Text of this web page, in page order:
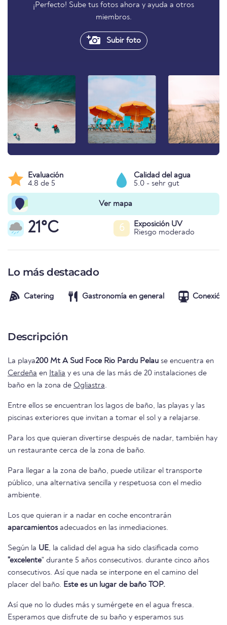
¡Perfecto! Sube tus fotos ahora y ayuda a otros
miembros.
Subir foto
Evaluación
4.8 de 5
Calidad del agua
5.0 - sehr gut
Ver mapa
21°C 6
Exposición UV
Riesgo moderado
Lo más destacado
Catering Gastronomía en general
Descripción
La playa200 Mt A Sud Foce Rio Pardu Pelau se encuentra en
Cerdeña en Italia y es una de las más de 20 instalaciones de
baño en la zona de Ogliastra.
Entre ellos se encuentran los lagos de baño, las playas y las
piscinas exteriores que invitan a tomar el sol y a relajarse.
Para los que quieran divertirse después de nadar, también hay
un restaurante cerca de la zona de baño.
Para llegar a la zona de baño, puede utilizar el transporte
público, una alternativa sencilla y respetuosa con el medio
ambiente.
Los que quieran ir a nadar en coche encontrarán
aparcamientosadecuados en las inmediaciones.
Según la UE, la calidad del agua ha sido clasificada como
"excelente" durante 5 años consecutivos. durante cinco años
consecutivos. Así que nada se interpone en el camino del
placer del baño. Este es un lugar de baño TOP.
Así que no lo dudes más y sumérgete en el agua fresca.
Esperamos que disfrute de su baño y esperamos sus